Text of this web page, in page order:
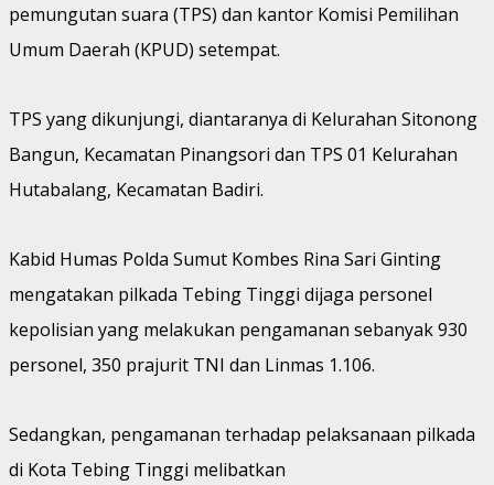
pemungutan suara (TPS) dan kantor Komisi Pemilihan
Umum Daerah (KPUD) setempat.
TPS yang dikunjungi, diantaranya di Kelurahan Sitonong
Bangun, Kecamatan Pinangsori dan TPS 01 Kelurahan
Hutabalang, Kecamatan Badiri.
Kabid Humas Polda Sumut Kombes Rina Sari Ginting
mengatakan pilkada Tebing Tinggi dijaga personel
kepolisian yang melakukan pengamanan sebanyak 930
personel, 350 prajurit TNI dan Linmas 1.106.
Sedangkan, pengamanan terhadap pelaksanaan pilkada
di Kota Tebing Tinggi melibatkan